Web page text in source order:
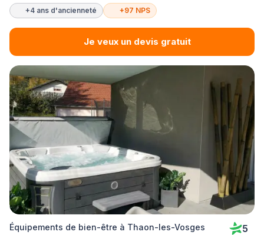
+4 ans d'ancienneté +97 NPS
Je veux un devis gratuit
Équipements de bien-être à Thaon-les-Vosges 5